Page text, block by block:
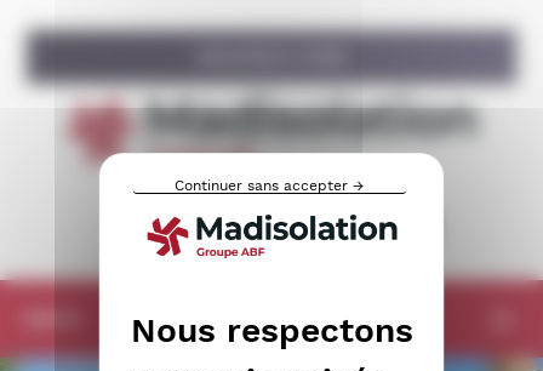
CONTACT RECRUTEMENT
Continuer sans accepter →